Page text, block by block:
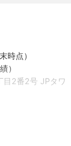
時点）
）
目2番2号 JPタワ